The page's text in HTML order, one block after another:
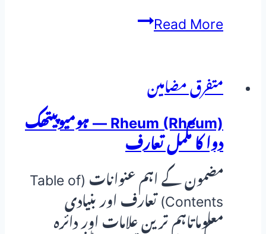
Read More
Asarum
Europaeum)
ہومیوپیتھک
دوا
کا
مکمل
تعارف
متفرق مضامین
Rheum (Rheum) — ہومیوپیتھک
دوا کا مکمل تعارف
مضمون کے اہم عنوانات (Table of
Contents) تعارف اور بنیادی
معلوماتاہم ترین علامات اور دائرہ